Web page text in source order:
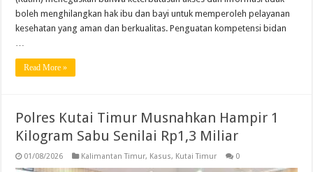
boleh menghilangkan hak ibu dan bayi untuk memperoleh pelayanan
kesehatan yang aman dan berkualitas. Penguatan kompetensi bidan
…
Read More »
Polres Kutai Timur Musnahkan Hampir 1
Kilogram Sabu Senilai Rp1,3 Miliar
01/08/2026 Kalimantan Timur, Kasus, Kutai Timur 0